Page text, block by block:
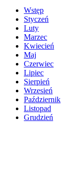
Wstęp
Styczeń
Luty
Marzec
Kwiecień
Maj
Czerwiec
Lipiec
Sierpień
Wrzesień
Październik
Listopad
Grudzień